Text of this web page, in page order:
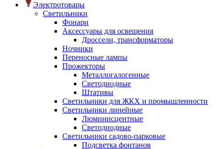
Электротовары
Светильники
Фонари
Аксессуары для освещения
Дроссели, трансформаторы
Ночники
Переносные лампы
Прожекторы
Металлогалогенные
Светодиодные
Штативы
Светильники для ЖКХ и промышленности
Светильники линейные
Люминисцентные
Светодиодные
Светильники садово-парковые
Подсветка фонтанов